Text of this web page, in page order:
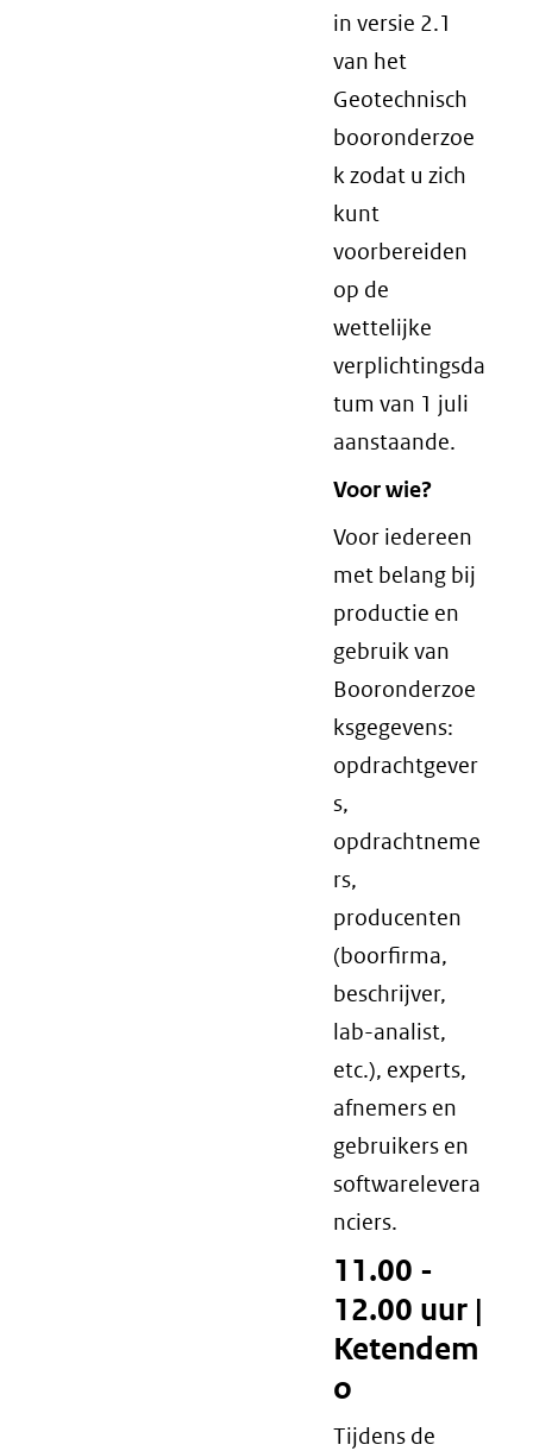
in versie 2.1
van het
Geotechnisch
booronderzoe
k zodat u zich
kunt
voorbereiden
op de
wettelijke
verplichtingsda
tum van 1 juli
aanstaande.
Voor wie?
Voor iedereen
met belang bij
productie en
gebruik van
Booronderzoe
ksgegevens:
opdrachtgever
s,
opdrachtneme
rs,
producenten
(boorfirma,
beschrijver,
lab-analist,
etc.), experts,
afnemers en
gebruikers en
softwarelevera
nciers.
11.00 -
12.00 uur |
Ketendem
o
Tijdens de